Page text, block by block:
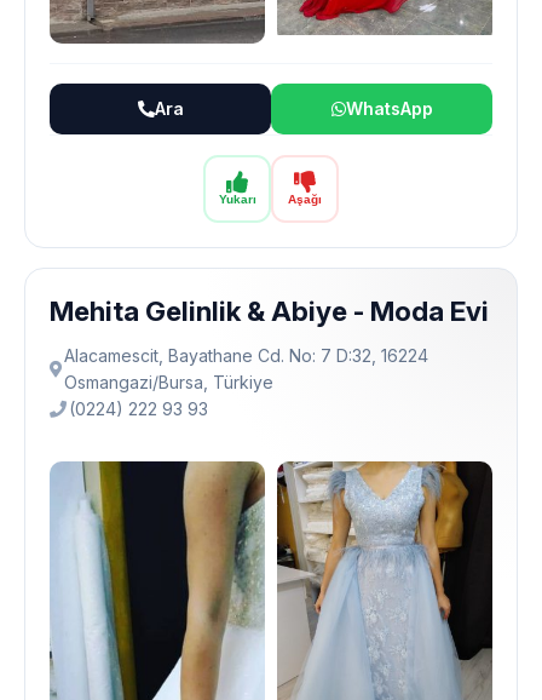
Yukarı Aşağı
Ara WhatsApp
Mehita Gelinlik & Abiye - Moda Evi
Alacamescit, Bayathane Cd. No: 7 D:32, 16224
Osmangazi̇/Bursa, Türkiye
(0224) 222 93 93